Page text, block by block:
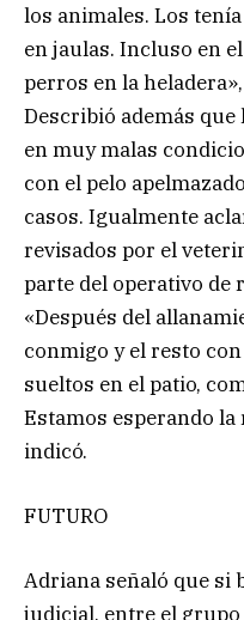
los animales. Los
en jaulas. Incluso en
perros en la
Describió además
en muy malas
con el pelo
casos. Igualmente
revisados por el
parte del operativo de
«Después del
conmigo y el resto
sueltos en el patio,
Estamos esperando
indicó.
FUTURO
Adriana señaló que si
judicial, entre el